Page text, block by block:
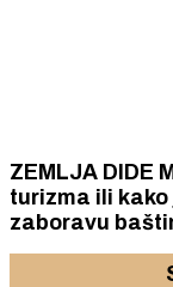
ZEMLJA DIDE
turizma ili kako je don Stipe Perkov
zaboravu